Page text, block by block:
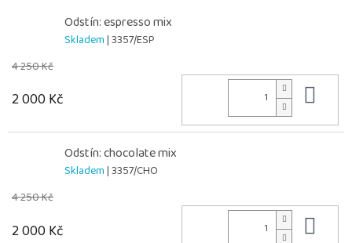
Odstín: espresso mix
Skladem| 3357/ESP
4 250 Kč
2 000 Kč
Odstín: chocolate mix
Skladem| 3357/CHO
4 250 Kč
2 000 Kč